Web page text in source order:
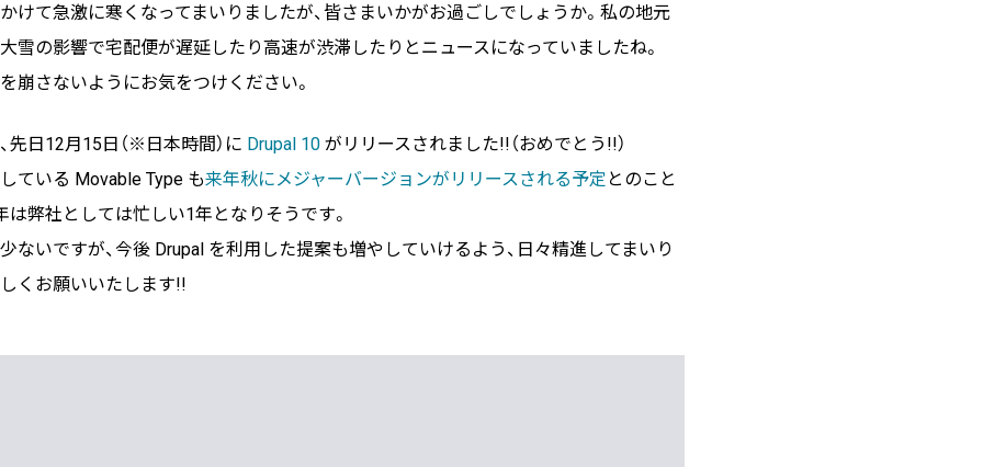
BLOG
6月に入社しました眞鍋です。
2026/07/29 技術ブログ
けて急激に寒くなってまいりましたが、皆さまいかがお過ごしでしょうか。私の地元
雪の影響で宅配便が遅延したり高速が渋滞したりとニュースになっていましたね。
崩さないようにお気をつけください。
先日12月15日（※日本時間）に Drupal 10 がリリースされました!!（おめでとう!!）
ている Movable Type も来年秋にメジャーバージョンがリリースされる予定 とのこと
は弊社としては忙しい1年となりそうです。
ないですが、今後 Drupal を利用した提案も増やしていけるよう、日々精進してまいり
くお願いいたします!!